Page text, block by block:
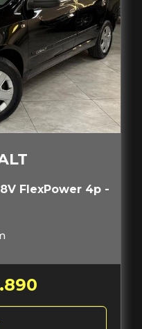
FlexPower 4p -